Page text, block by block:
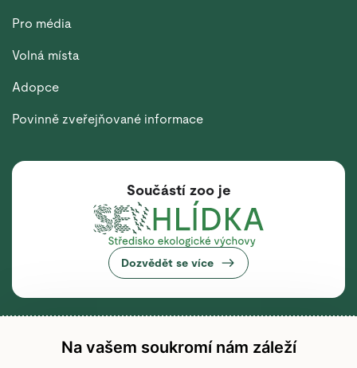
Pro média
Volná místa
Adopce
Povinně zveřejňované informace
Součástí zoo je
Dozvědět se více
Na vašem soukromí nám záleží